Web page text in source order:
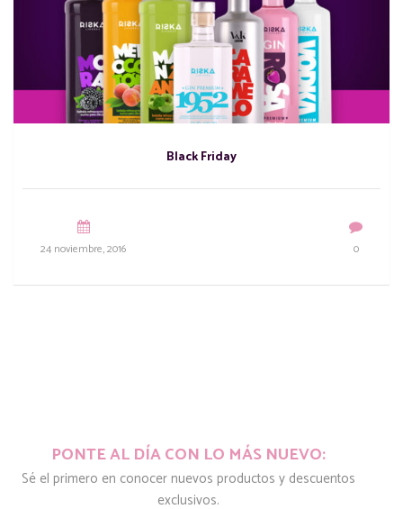
Black Friday
24 noviembre, 2016 0
PONTE AL DÍA CON LO MÁS NUEVO:
Sé el primero en conocer nuevos productos y descuentos
exclusivos.